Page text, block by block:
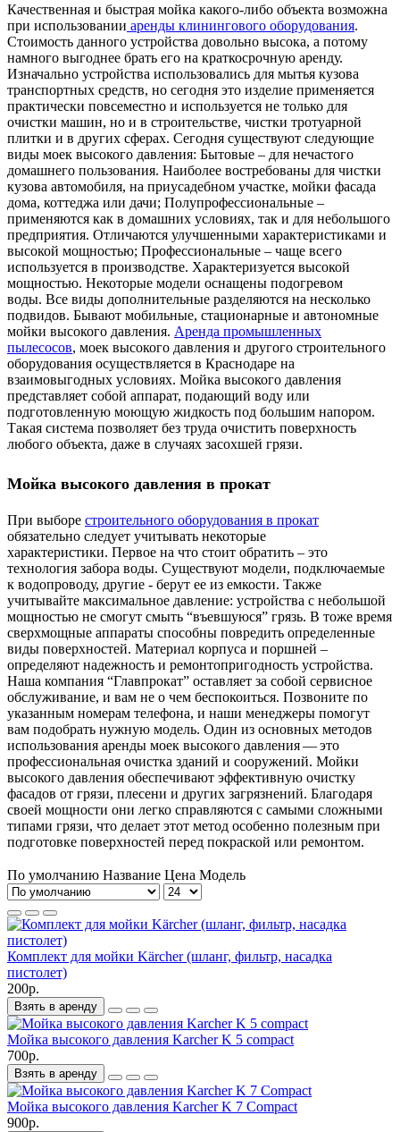
Качественная и быстрая мойка какого-либо объекта возможна
при использовании аренды клинингового оборудования.
Стоимость данного устройства довольно высока, а потому
намного выгоднее брать его на краткосрочную аренду.
Изначально устройства использовались для мытья кузова
транспортных средств, но сегодня это изделие применяется
практически повсеместно и используется не только для
очистки машин, но и в строительстве, чистки тротуарной
плитки и в других сферах. Сегодня существуют следующие
виды моек высокого давления: Бытовые – для нечастого
домашнего пользования. Наиболее востребованы для чистки
кузова автомобиля, на приусадебном участке, мойки фасада
дома, коттеджа или дачи; Полупрофессиональные –
применяются как в домашних условиях, так и для небольшого
предприятия. Отличаются улучшенными характеристиками и
высокой мощностью; Профессиональные – чаще всего
используется в производстве. Характеризуется высокой
мощностью. Некоторые модели оснащены подогревом
воды. Все виды дополнительные разделяются на несколько
подвидов. Бывают мобильные, стационарные и автономные
мойки высокого давления. Аренда промышленных
пылесосов, моек высокого давления и другого строительного
оборудования осуществляется в Краснодаре на
взаимовыгодных условиях. Мойка высокого давления
представляет собой аппарат, подающий воду или
подготовленную моющую жидкость под большим напором.
Такая система позволяет без труда очистить поверхность
любого объекта, даже в случаях засохшей грязи.
Мойка высокого давления в прокат
При выборе строительного оборудования в прокат
обязательно следует учитывать некоторые
характеристики. Первое на что стоит обратить – это
технология забора воды. Существуют модели, подключаемые
к водопроводу, другие - берут ее из емкости. Также
учитывайте максимальное давление: устройства с небольшой
мощностью не смогут смыть “въевшуюся” грязь. В тоже время
сверхмощные аппараты способны повредить определенные
виды поверхностей. Материал корпуса и поршней –
определяют надежность и ремонтопригодность устройства.
Наша компания “Главпрокат” оставляет за собой сервисное
обслуживание, и вам не о чем беспокоиться. Позвоните по
указанным номерам телефона, и наши менеджеры помогут
вам подобрать нужную модель. Один из основных методов
использования аренды моек высокого давления — это
профессиональная очистка зданий и сооружений. Мойки
высокого давления обеспечивают эффективную очистку
фасадов от грязи, плесени и других загрязнений. Благодаря
своей мощности они легко справляются с самыми сложными
типами грязи, что делает этот метод особенно полезным при
подготовке поверхностей перед покраской или ремонтом.
По умолчанию Название Цена Модель
Комплект для мойки Kärcher (шланг, фильтр, насадка
пистолет)
200р.
Взять в аренду
Мойка высокого давления Karcher K 5 compact
700р.
Взять в аренду
Мойка высокого давления Karcher K 7 Compact
900р.